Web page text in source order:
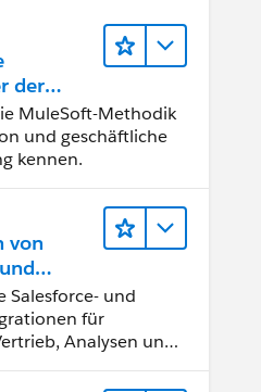
der
MuleSoft-Methodik
und geschäftliche
kennen.
von
Salesforce- und
für
Analysen und